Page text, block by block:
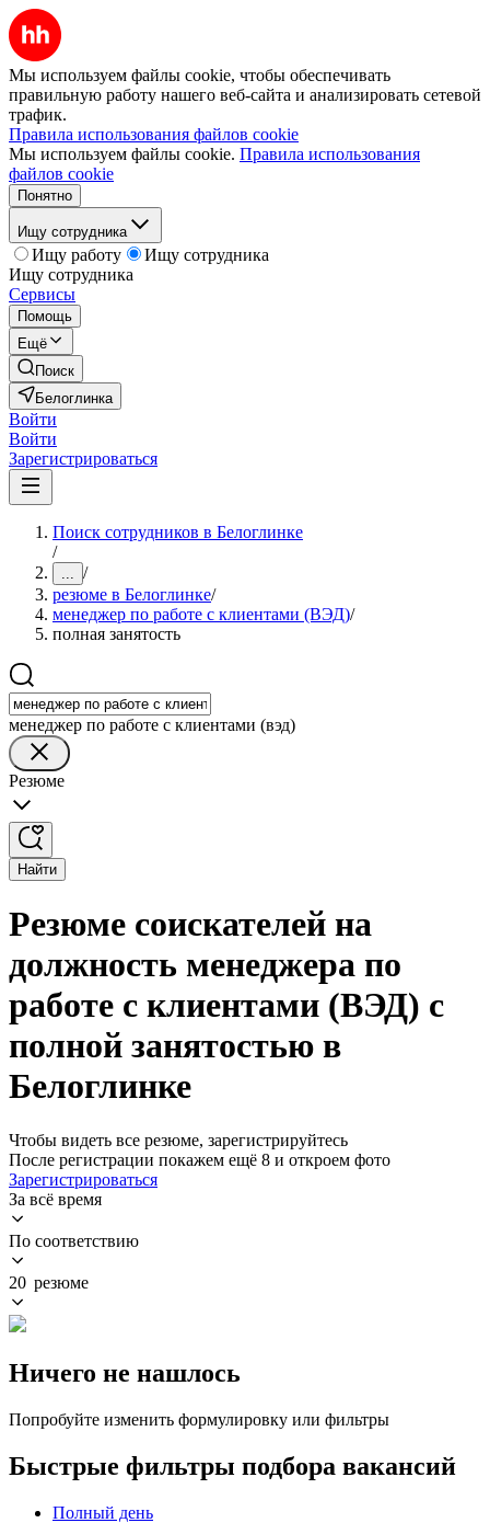
Мы используем файлы cookie, чтобы обеспечивать
правильную работу нашего веб-сайта и анализировать сетевой
трафик.
Правила использования файлов cookie
Мы используем файлы cookie. Правила использования
файлов cookie
Понятно
Ищу сотрудника
Ищу работу
Ищу сотрудника
Ищу сотрудника
Сервисы
Помощь
Ещё
Поиск
Белоглинка
Войти
Войти
Зарегистрироваться
Поиск сотрудников в Белоглинке
/
... /
резюме в Белоглинке/
менеджер по работе с клиентами (ВЭД)/
полная занятость
менеджер по работе с клиентами (вэд)
Резюме
Найти
Резюме соискателей на
должность менеджера по
работе с клиентами (ВЭД) с
полной занятостью в
Белоглинке
Чтобы видеть все резюме, зарегистрируйтесь
После регистрации покажем ещё 8 и откроем фото
Зарегистрироваться
За всё время
По соответствию
20 резюме
Ничего не нашлось
Попробуйте изменить формулировку или фильтры
Быстрые фильтры подбора вакансий
Полный день